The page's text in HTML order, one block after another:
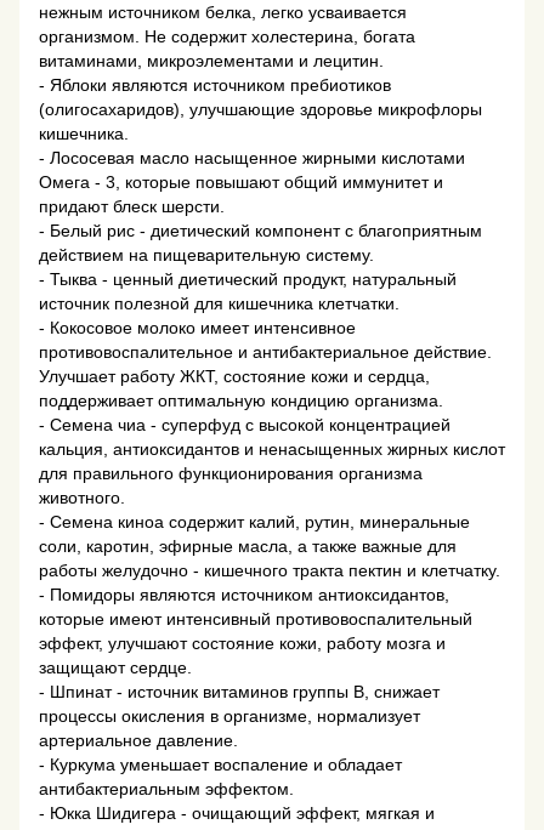
нежным источником белка, легко усваивается
организмом. Не содержит холестерина, богата
витаминами, микроэлементами и лецитин.
- Яблоки являются источником пребиотиков
(олигосахаридов), улучшающие здоровье микрофлоры
кишечника.
- Лососевая масло насыщенное жирными кислотами
Омега - 3, которые повышают общий иммунитет и
придают блеск шерсти.
- Белый рис - диетический компонент с благоприятным
действием на пищеварительную систему.
- Тыква - ценный диетический продукт, натуральный
источник полезной для кишечника клетчатки.
- Кокосовое молоко имеет интенсивное
противовоспалительное и антибактериальное действие.
Улучшает работу ЖКТ, состояние кожи и сердца,
поддерживает оптимальную кондицию организма.
- Семена чиа - суперфуд с высокой концентрацией
кальция, антиоксидантов и ненасыщенных жирных кислот
для правильного функционирования организма
животного.
- Семена киноа содержит калий, рутин, минеральные
соли, каротин, эфирные масла, а также важные для
работы желудочно - кишечного тракта пектин и клетчатку.
- Помидоры являются источником антиоксидантов,
которые имеют интенсивный противовоспалительный
эффект, улучшают состояние кожи, работу мозга и
защищают сердце.
- Шпинат - источник витаминов группы В, снижает
процессы окисления в организме, нормализует
артериальное давление.
- Куркума уменьшает воспаление и обладает
антибактериальным эффектом.
- Юкка Шидигера - очищающий эффект, мягкая и